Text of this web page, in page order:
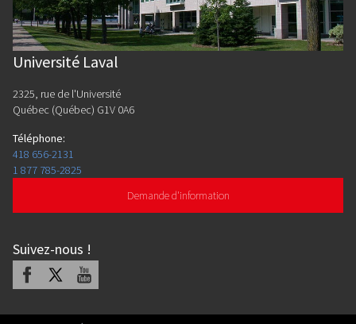
Université Laval
2325, rue de l'Université
Québec (Québec) G1V 0A6
Téléphone:
418 656-2131
1 877 785-2825
Demande d'information
Suivez-nous !
Facebook Youtube